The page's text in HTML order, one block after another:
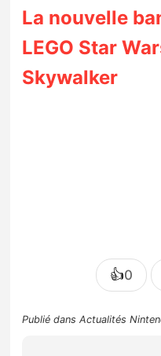
La nouvelle
LEGO Star
Skywalker
👍0
Publié dansActualités